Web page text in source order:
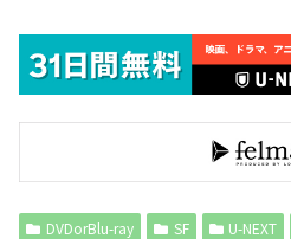
DVDorBlu-ray SF U-NEXT